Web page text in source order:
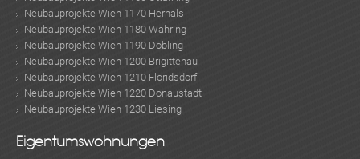
Neubauprojekte Wien 1170 Hernals
Neubauprojekte Wien 1180 Währing
Neubauprojekte Wien 1190 Döbling
Neubauprojekte Wien 1200 Brigittenau
Neubauprojekte Wien 1210 Floridsdorf
Neubauprojekte Wien 1220 Donaustadt
Neubauprojekte Wien 1230 Liesing
Eigentumswohnungen